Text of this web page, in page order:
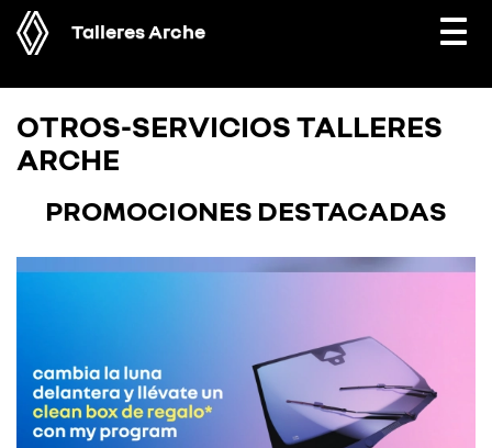
Talleres Arche
OTROS-SERVICIOS TALLERES
ARCHE
PROMOCIONES DESTACADAS